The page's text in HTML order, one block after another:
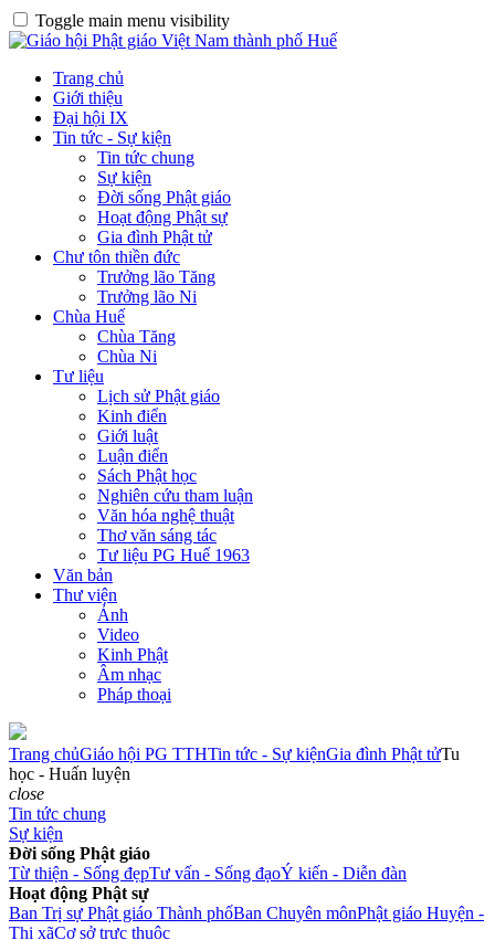
Toggle main menu visibility
Trang chủ
Giới thiệu
Đại hội IX
Tin tức - Sự kiện
Tin tức chung
Sự kiện
Đời sống Phật giáo
Hoạt động Phật sự
Gia đình Phật tử
Chư tôn thiền đức
Trưởng lão Tăng
Trưởng lão Ni
Chùa Huế
Chùa Tăng
Chùa Ni
Tư liệu
Lịch sử Phật giáo
Kinh điển
Giới luật
Luận điển
Sách Phật học
Nghiên cứu tham luận
Văn hóa nghệ thuật
Thơ văn sáng tác
Tư liệu PG Huế 1963
Văn bản
Thư viện
Ảnh
Video
Kinh Phật
Âm nhạc
Pháp thoại
Trang chủGiáo hội PG TTHTin tức - Sự kiệnGia đình Phật tửTu
học - Huấn luyện
close
Tin tức chung
Sự kiện
Đời sống Phật giáo
Từ thiện - Sống đẹpTư vấn - Sống đạoÝ kiến - Diễn đàn
Hoạt động Phật sự
Ban Trị sự Phật giáo Thành phốBan Chuyên mônPhật giáo Huyện -
Thị xãCơ sở trực thuộc